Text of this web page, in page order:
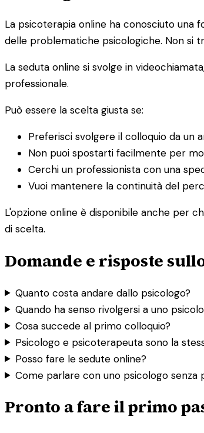
La psicoterapia online ha conosciuto
delle problematiche psicologiche. Non si
La seduta online si svolge in
professionale.
Può essere la scelta giusta se:
Preferisci svolgere il colloquio da un
Non puoi spostarti facilmente per
Cerchi un professionista con una
Vuoi mantenere la continuità del
L'opzione online è disponibile anche per
di scelta.
Domande e risposte
Quanto costa andare dallo psicologo?
Quando ha senso rivolgersi a uno
Cosa succede al primo colloquio?
Psicologo e psicoterapeuta sono la
Posso fare le sedute online?
Come parlare con uno psicologo senza
Pronto a fare il primo